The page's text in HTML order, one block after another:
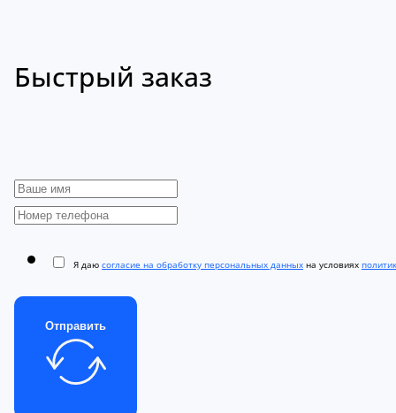
Быстрый заказ
Я даю согласие на обработку персональных данных на условиях
Отправить